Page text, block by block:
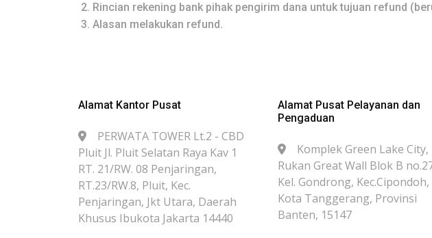
2. Rincian rekening bank pihak pengirim dana untuk tujuan refund
3. Alasan melakukan refund.
Alamat Kantor Pusat
PERWATA TOWER Lt.2 - CBD
Pluit Jl. Pluit Selatan Raya Kav 1
RT. 21/RW. 08 Penjaringan,
RT.23/RW.8, Pluit, Kec.
Penjaringan, Jkt Utara, Daerah
Khusus Ibukota Jakarta 14440
Alamat Pusat Pelayanan dan
Pengaduan
Komplek Green Lake City,
Rukan Great Wall Blok B
Kel. Gondrong, Kec.Cipondoh,
Kota Tanggerang, Provinsi
Banten, 15147